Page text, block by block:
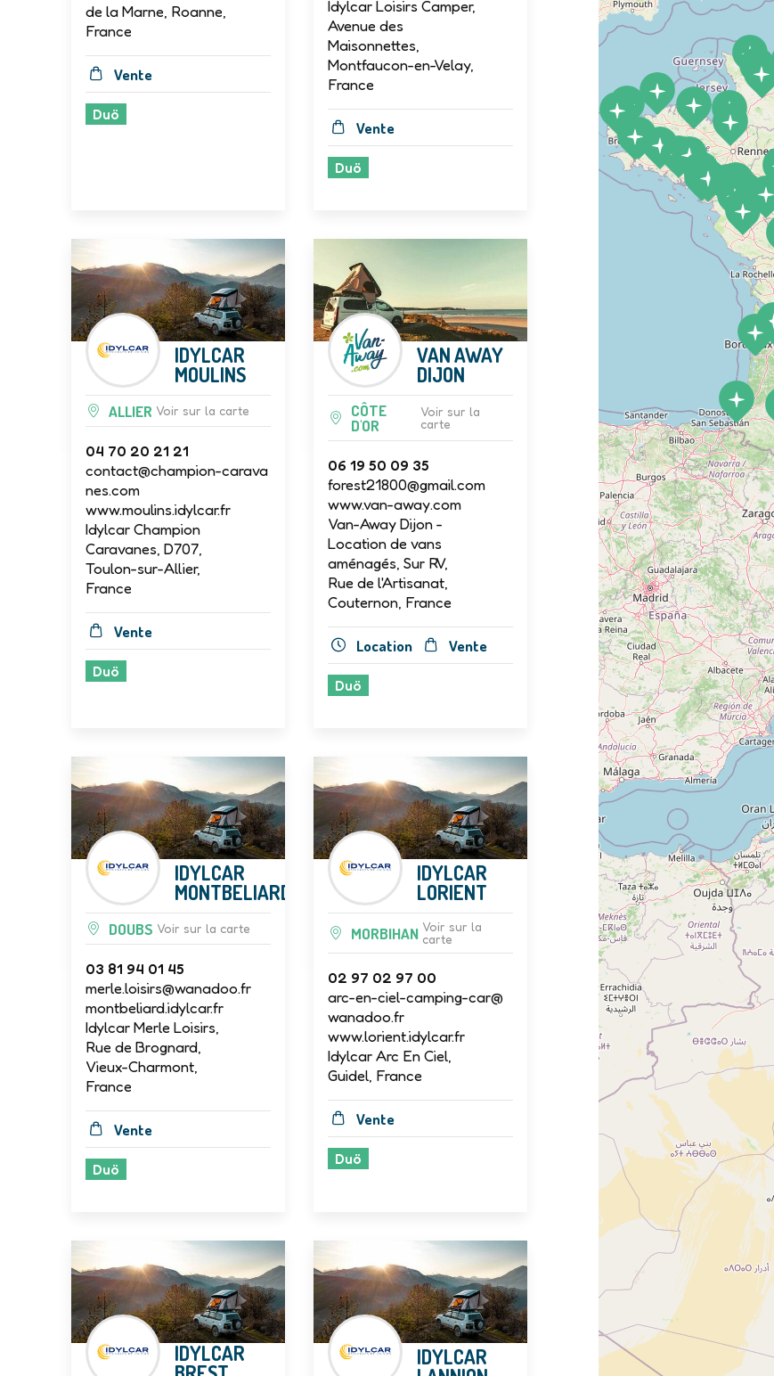
de la Marne, Roanne,
France
Vente
Duö
Idylcar Loisirs Camper,
Avenue des
Maisonnettes,
Montfaucon-en-Velay,
France
Vente
Duö
IDYLCAR
MOULINS
ALLIER Voir sur la carte
04 70 20 21 21
contact@champion-carava
nes.com
www.moulins.idylcar.fr
Idylcar Champion
Caravanes, D707,
Toulon-sur-Allier,
France
Vente
Duö
VAN AWAY
DIJON
CÔTE
D'OR
Voir sur la
carte
06 19 50 09 35
forest21800@gmail.com
www.van-away.com
Van-Away Dijon -
Location de vans
aménagés, Sur RV,
Rue de l'Artisanat,
Couternon, France
Location Vente
Duö
IDYLCAR
MONTBELIARD
DOUBS Voir sur la carte
03 81 94 01 45
merle.loisirs@wanadoo.fr
montbeliard.idylcar.fr
Idylcar Merle Loisirs,
Rue de Brognard,
Vieux-Charmont,
France
Vente
Duö
IDYLCAR
LORIENT
MORBIHAN Voir sur la
carte
02 97 02 97 00
arc-en-ciel-camping-car@
wanadoo.fr
www.lorient.idylcar.fr
Idylcar Arc En Ciel,
Guidel, France
Vente
Duö
IDYLCAR IDYLCAR